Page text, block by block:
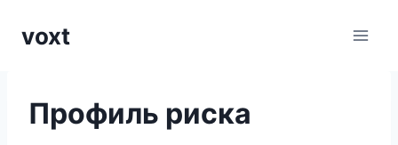
voxt
Профиль риска